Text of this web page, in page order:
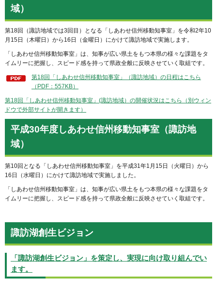
域）
第18回（諏訪地域では3回目）となる「しあわせ信州移動知事室」を令和2年10
月15日（木曜日）から16日（金曜日）にかけて諏訪地域で実施します。
「しあわせ信州移動知事室」は、知事が広い県土をもつ本県の様々な課題をタ
イムリーに把握し、スピード感を持って県政全般に反映させていく取組です。
第18回「しあわせ信州移動知事室」（諏訪地域）の日程はこちら
（PDF：557KB）
第18回「しあわせ信州移動知事室」(諏訪地域）の開催状況はこちら（別ウィン
ドウで外部サイトが開きます）
平成30年度しあわせ信州移動知事室（諏訪地
域）
第10回となる「しあわせ信州移動知事室」を平成31年1月15日（火曜日）から
16日（水曜日）にかけて諏訪地域で実施しました。
「しあわせ信州移動知事室」は、知事が広い県土をもつ本県の様々な課題をタ
イムリーに把握し、スピード感を持って県政全般に反映させていく取組です。
諏訪湖創生ビジョン
「諏訪湖創生ビジョン」を策定し、実現に向け取り組んでい
ます。